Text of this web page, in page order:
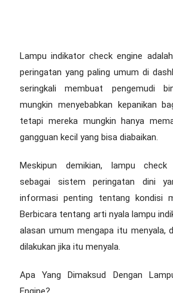
Lampu indikator check engine
peringatan yang paling umum di
seringkali membuat pengemudi
mungkin menyebabkan kepanikan
tetapi mereka mungkin hanya
gangguan kecil yang bisa diabaikan.
Meskipun demikian, lampu
sebagai sistem peringatan dini
informasi penting tentang kondisi
Berbicara tentang arti nyala lampu
alasan umum mengapa itu menyala,
dilakukan jika itu menyala.
Apa Yang Dimaksud Dengan